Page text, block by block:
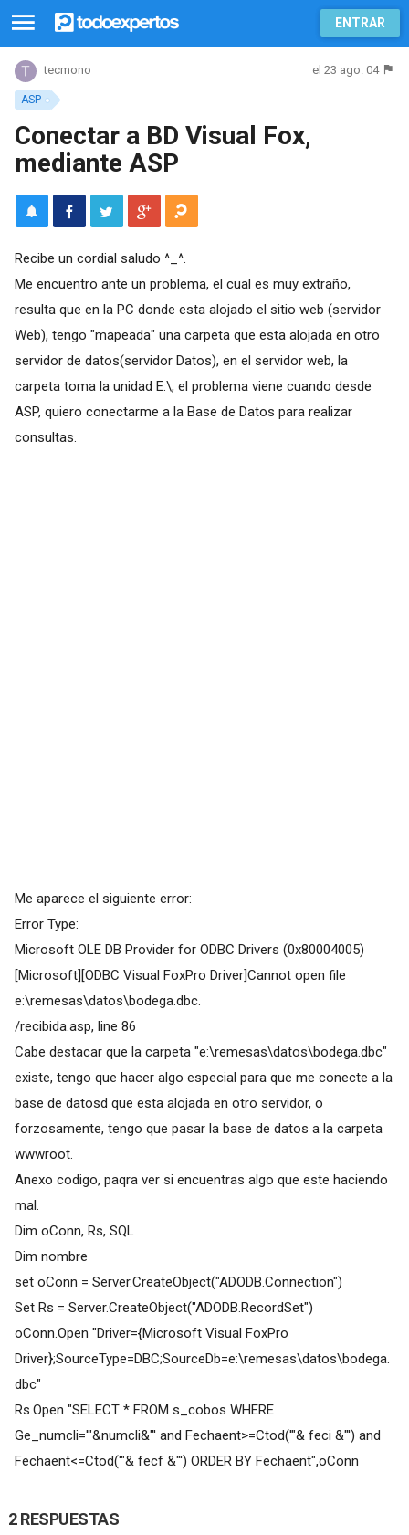
ENTRAR
ASP
tecmono el 23 ago. 04
Conectar a BD Visual Fox,
mediante ASP
Recibe un cordial saludo ^_^.
Me encuentro ante un problema, el cual es muy extraño,
resulta que en la PC donde esta alojado el sitio web (servidor
Web), tengo "mapeada" una carpeta que esta alojada en otro
servidor de datos(servidor Datos), en el servidor web, la
carpeta toma la unidad E:\, el problema viene cuando desde
ASP, quiero conectarme a la Base de Datos para realizar
consultas.
Me aparece el siguiente error:
Error Type:
Microsoft OLE DB Provider for ODBC Drivers (0x80004005)
[Microsoft][ODBC Visual FoxPro Driver]Cannot open file
e:\remesas\datos\bodega.dbc.
/recibida.asp, line 86
Cabe destacar que la carpeta "e:\remesas\datos\bodega.dbc"
existe, tengo que hacer algo especial para que me conecte a la
base de datosd que esta alojada en otro servidor, o
forzosamente, tengo que pasar la base de datos a la carpeta
wwwroot.
Anexo codigo, paqra ver si encuentras algo que este haciendo
mal.
Dim oConn, Rs, SQL
Dim nombre
set oConn = Server.CreateObject("ADODB.Connection")
Set Rs = Server.CreateObject("ADODB.RecordSet")
oConn.Open "Driver={Microsoft Visual FoxPro
Driver};SourceType=DBC;SourceDb=e:\remesas\datos\bodega.
dbc"
Rs.Open "SELECT * FROM s_cobos WHERE
Ge_numcli='"&numcli&"' and Fechaent>=Ctod('"& feci &"') and
Fechaent<=Ctod('"& fecf &"') ORDER BY Fechaent",oConn
2 RESPUESTAS